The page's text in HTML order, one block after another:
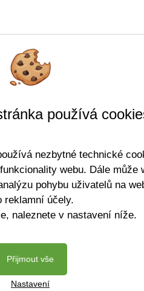
Copyright © 2022
Postaveno ve službě
používá
nezbytné technické
webu. Dále může
pohybu uživatelů na
reklamní účely.
naleznete v nastavení níže.
Přijmout vše
Nastavení